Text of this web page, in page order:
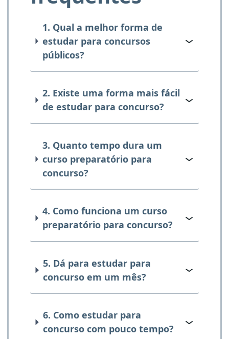
1. Qual a melhor forma de
estudar para concursos
públicos?
2. Existe uma forma mais fácil
de estudar para concurso?
3. Quanto tempo dura um
curso preparatório para
concurso?
4. Como funciona um curso
preparatório para concurso?
5. Dá para estudar para
concurso em um mês?
6. Como estudar para
concurso com pouco tempo?